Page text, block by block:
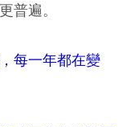
普遍。
每一年都在變